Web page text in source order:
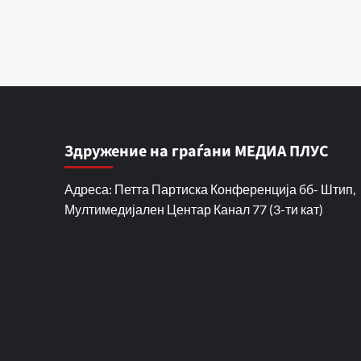
Здружение на граѓани МЕДИА ПЛУС
Адреса: Петта Партиска Конференција бб- Штип,
Мултимедијален Центар Канал 77 (3-ти кат)